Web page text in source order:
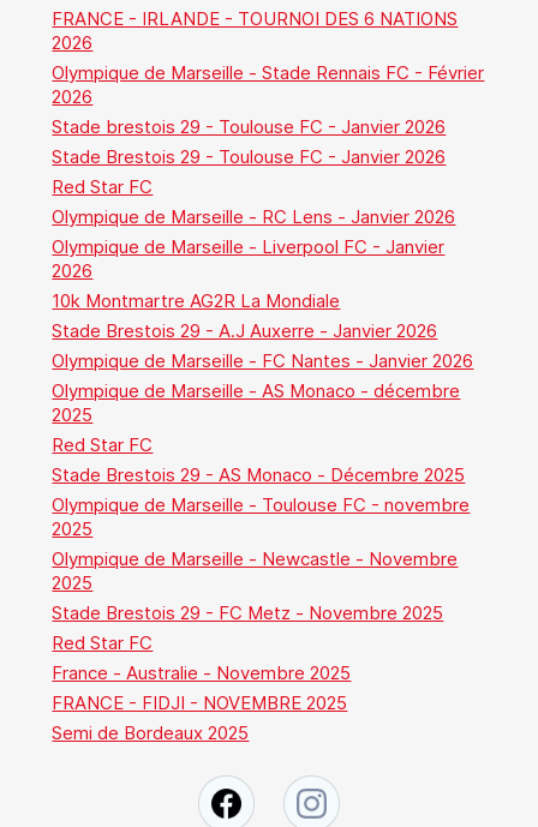
FRANCE - IRLANDE - TOURNOI DES 6 NATIONS
2026
Olympique de Marseille - Stade Rennais FC - Février
2026
Stade brestois 29 - Toulouse FC - Janvier 2026
Stade Brestois 29 - Toulouse FC - Janvier 2026
Red Star FC
Olympique de Marseille - RC Lens - Janvier 2026
Olympique de Marseille - Liverpool FC - Janvier
2026
10k Montmartre AG2R La Mondiale
Stade Brestois 29 - A.J Auxerre - Janvier 2026
Olympique de Marseille - FC Nantes - Janvier 2026
Olympique de Marseille - AS Monaco - décembre
2025
Red Star FC
Stade Brestois 29 - AS Monaco - Décembre 2025
Olympique de Marseille - Toulouse FC - novembre
2025
Olympique de Marseille - Newcastle - Novembre
2025
Stade Brestois 29 - FC Metz - Novembre 2025
Red Star FC
France - Australie - Novembre 2025
FRANCE - FIDJI - NOVEMBRE 2025
Semi de Bordeaux 2025